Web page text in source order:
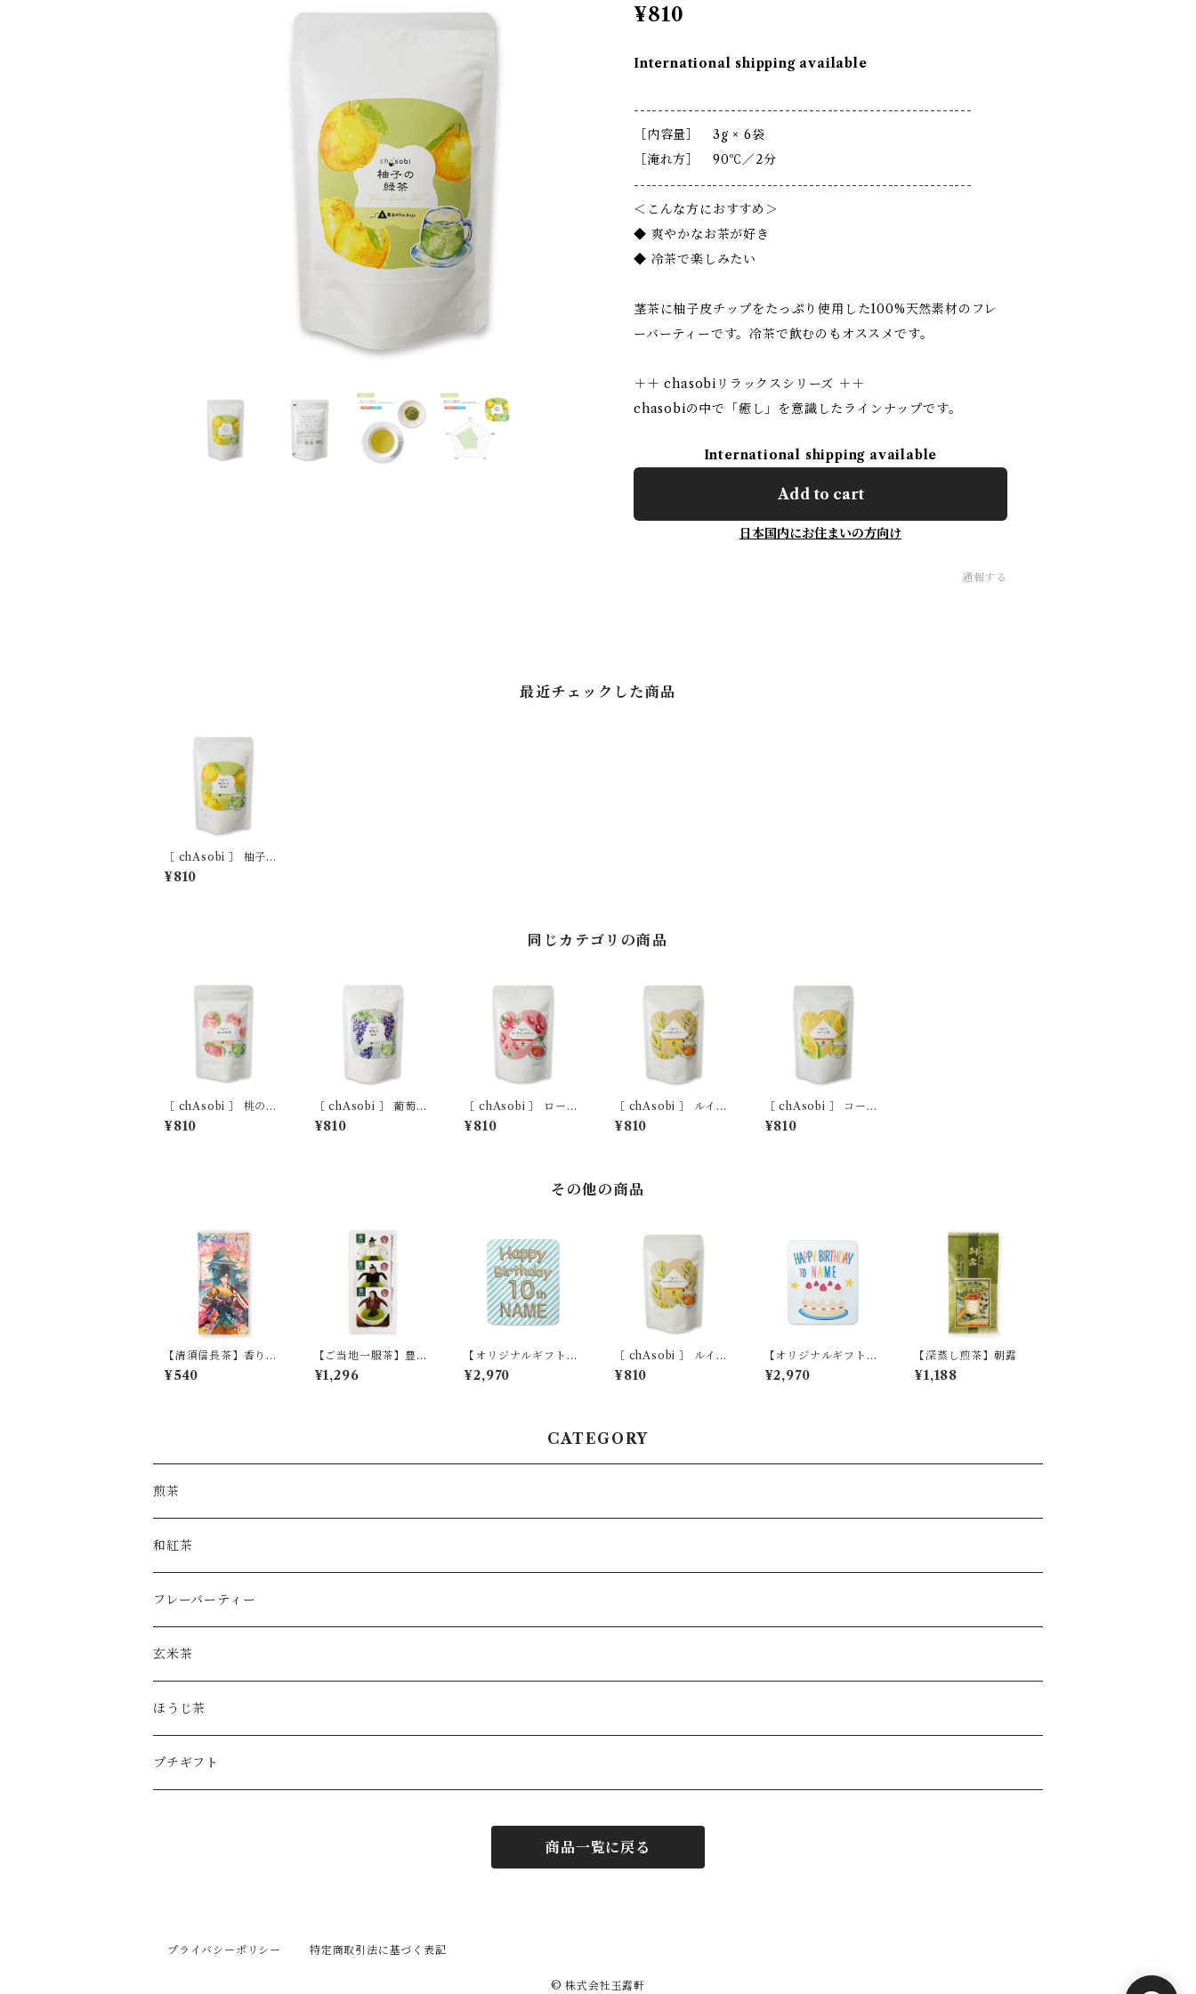
¥810
International shipping available
--------------------------------------------------------
［内容量］ 3g × 6袋
［淹れ方］ 90℃／2分
--------------------------------------------------------
＜こんな方におすすめ＞
◆ 爽やかなお茶が好き
◆ 冷茶で楽しみたい
茎茶に柚子皮チップをたっぷり使用した100%天然素材のフレ
ーバーティーです。冷茶で飲むのもオススメです。
＋＋ chasobiリラックスシリーズ ＋＋
chasobiの中で「癒し」を意識したラインナップです。
International shipping available
Add to cart
日本国内にお住まいの方向け
通報する
最近チェックした商品
［ chAsobi ］ 柚子の
緑茶
¥810
同じカテゴリの商品
［ chAsobi ］ 桃の緑
茶
¥810
［ chAsobi ］ 葡萄の
緑茶
¥810
［ chAsobi ］ ローズ
ヒップティー
¥810
［ chAsobi ］ ルイボ
スティー
¥810
［ chAsobi ］ コーン
茶
¥810
その他の商品
【清須信長茶】香り
命 ＜清須市コラボパ
ッケージ＞
¥540
【ご当地一服茶】豊臣
一族セット
¥1,296
【オリジナルギフト】
パルーン 10袋セット
¥2,970
［ chAsobi ］ ルイボ
スティー
¥810
【オリジナルギフト】
バースデーケーキ 10
袋セット
¥2,970
【深蒸し煎茶】朝露
¥1,188
CATEGORY
煎茶
和紅茶
フレーバーティー
玄米茶
ほうじ茶
プチギフト
商品一覧に戻る
プライバシーポリシー 特定商取引法に基づく表記
© 株式会社玉露軒